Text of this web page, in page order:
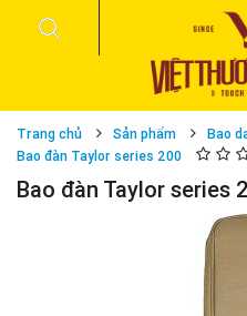
Trang chủ Sản phẩm
Bao
Bao đàn Taylor series 200
Bao đàn Taylor series